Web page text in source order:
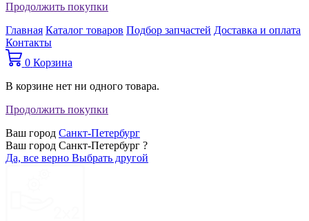
Продолжить покупки
Главная Каталог товаров Подбор запчастей Доставка и оплата
Контакты
0 Корзина
В корзине нет ни одного товара.
Продолжить покупки
Ваш город Санкт-Петербург
Ваш город Санкт-Петербург ?
Да, все верно Выбрать другой